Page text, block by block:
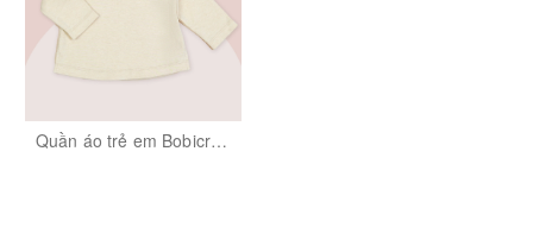
Quần áo trẻ em Bobicraft